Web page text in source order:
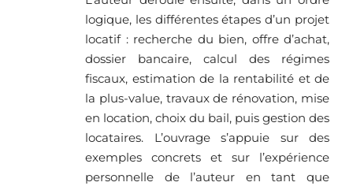
logique, les différentes étapes d’un projet
locatif : recherche du bien, offre d’achat,
dossier bancaire, calcul des régimes
fiscaux, estimation de la rentabilité et de
la plus-value, travaux de rénovation, mise
en location, choix du bail, puis gestion des
locataires. L’ouvrage s’appuie sur des
exemples concrets et sur l’expérience
personnelle de l’auteur en tant que